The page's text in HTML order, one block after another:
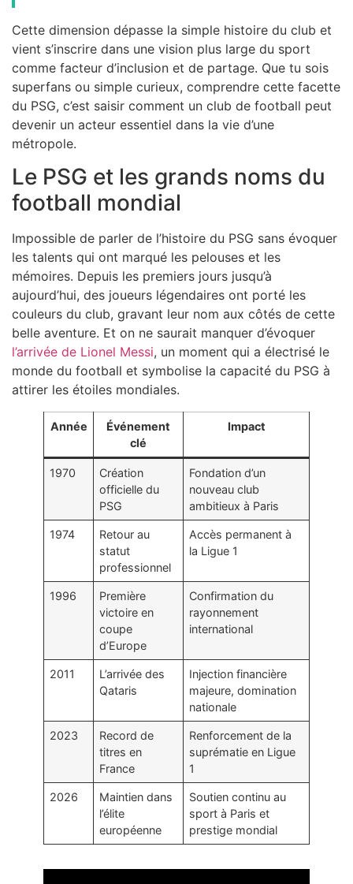
Cette dimension dépasse la simple histoire du club et
vient s’inscrire dans une vision plus large du sport
comme facteur d’inclusion et de partage. Que tu sois
superfans ou simple curieux, comprendre cette facette
du PSG, c’est saisir comment un club de football peut
devenir un acteur essentiel dans la vie d’une
métropole.
Le PSG et les grands noms du
football mondial
Impossible de parler de l’histoire du PSG sans évoquer
les talents qui ont marqué les pelouses et les
mémoires. Depuis les premiers jours jusqu’à
aujourd’hui, des joueurs légendaires ont porté les
couleurs du club, gravant leur nom aux côtés de cette
belle aventure. Et on ne saurait manquer d’évoquer
l’arrivée de Lionel Messi, un moment qui a électrisé le
monde du football et symbolise la capacité du PSG à
attirer les étoiles mondiales.
Année
Événement
clé
Impact
1970
Création
officielle du
PSG
Fondation d’un
nouveau club
ambitieux à Paris
1974
Retour au
statut
professionnel
Accès permanent à
la Ligue 1
1996
Première
victoire en
coupe
d’Europe
Confirmation du
rayonnement
international
2011
L’arrivée des
Qataris
Injection financière
majeure, domination
nationale
2023
Record de
titres en
France
Renforcement de la
suprématie en Ligue
1
2026
Maintien dans
l’élite
européenne
Soutien continu au
sport à Paris et
prestige mondial